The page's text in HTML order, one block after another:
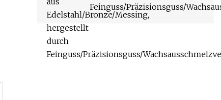
Feinguss/Präzisionsguss/